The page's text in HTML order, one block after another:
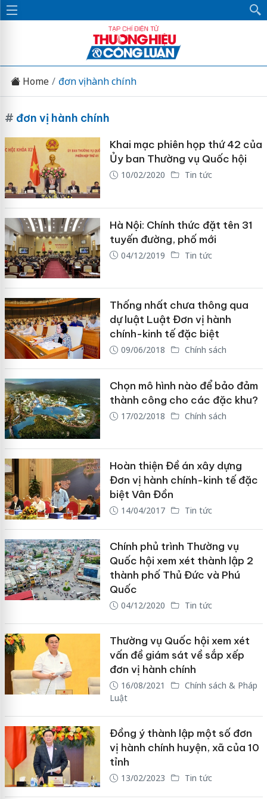
Home đơn vị hành chính
# đơn vị hành chính
Khai mạc phiên họp thứ 42 của
Ủy ban Thường vụ Quốc hội
10/02/2020 Tin tức
Hà Nội: Chính thức đặt tên 31
tuyến đường, phố mới
04/12/2019 Tin tức
Thống nhất chưa thông qua
dự luật Luật Đơn vị hành
chính-kinh tế đặc biệt
09/06/2018 Chính sách
Chọn mô hình nào để bảo đảm
thành công cho các đặc khu?
17/02/2018 Chính sách
Hoàn thiện Đề án xây dựng
Đơn vị hành chính-kinh tế đặc
biệt Vân Đồn
14/04/2017 Tin tức
Chính phủ trình Thường vụ
Quốc hội xem xét thành lập 2
thành phố Thủ Đức và Phú
Quốc
04/12/2020 Tin tức
Thường vụ Quốc hội xem xét
vấn đề giám sát về sắp xếp
đơn vị hành chính
16/08/2021
Chính sách & Pháp
Luật
Đồng ý thành lập một số đơn
vị hành chính huyện, xã của 10
tỉnh
13/02/2023 Tin tức